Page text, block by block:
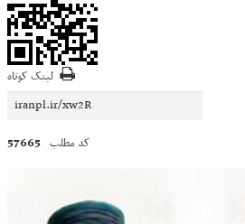
لینک کوتاه
کد مطلب 57665